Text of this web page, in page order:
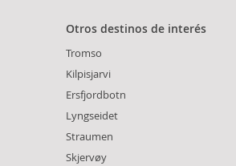
Otros destinos de interés
Tromso
Kilpisjarvi
Ersfjordbotn
Lyngseidet
Straumen
Skjervøy